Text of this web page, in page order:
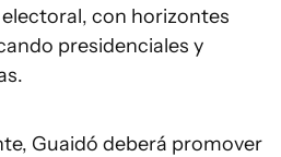
con horizontes
presidenciales y
Guaidó deberá promover